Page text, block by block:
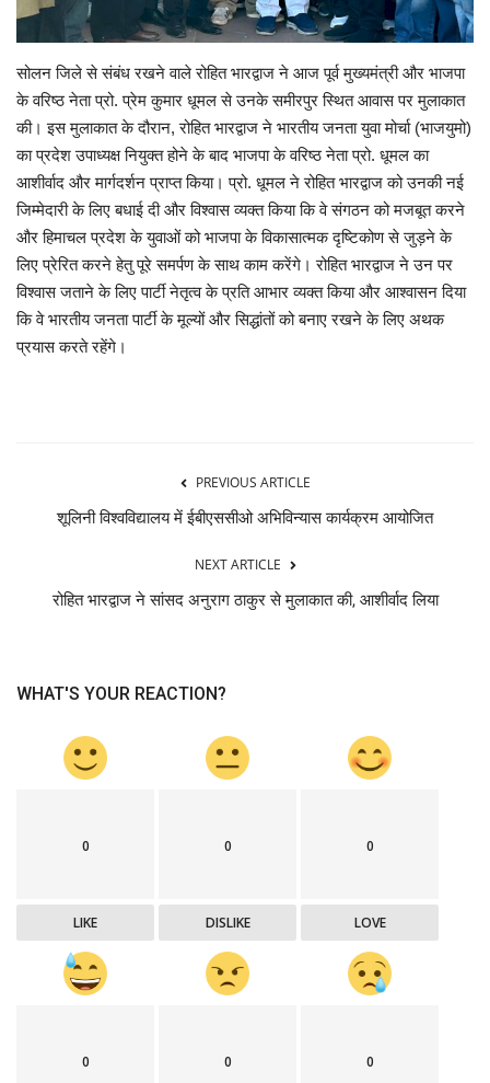
सोलन जिले से संबंध रखने वाले रोहित भारद्वाज ने आज पूर्व मुख्यमंत्री और भाजपा
के वरिष्ठ नेता प्रो. प्रेम कुमार धूमल से उनके समीरपुर स्थित आवास पर मुलाकात
की। इस मुलाकात के दौरान, रोहित भारद्वाज ने भारतीय जनता युवा मोर्चा (भाजयुमो)
का प्रदेश उपाध्यक्ष नियुक्त होने के बाद भाजपा के वरिष्ठ नेता प्रो. धूमल का
आशीर्वाद और मार्गदर्शन प्राप्त किया। प्रो. धूमल ने रोहित भारद्वाज को उनकी नई
जिम्मेदारी के लिए बधाई दी और विश्वास व्यक्त किया कि वे संगठन को मजबूत करने
और हिमाचल प्रदेश के युवाओं को भाजपा के विकासात्मक दृष्टिकोण से जुड़ने के
लिए प्रेरित करने हेतु पूरे समर्पण के साथ काम करेंगे। रोहित भारद्वाज ने उन पर
विश्वास जताने के लिए पार्टी नेतृत्व के प्रति आभार व्यक्त किया और आश्वासन दिया
कि वे भारतीय जनता पार्टी के मूल्यों और सिद्धांतों को बनाए रखने के लिए अथक
प्रयास करते रहेंगे।
PREVIOUS ARTICLE
शूलिनी विश्वविद्यालय में ईबीएससीओ अभिविन्यास कार्यक्रम आयोजित
NEXT ARTICLE
रोहित भारद्वाज ने सांसद अनुराग ठाकुर से मुलाकात की, आशीर्वाद लिया
WHAT'S YOUR REACTION?
0
LIKE
0
DISLIKE
0
LOVE
0 0 0